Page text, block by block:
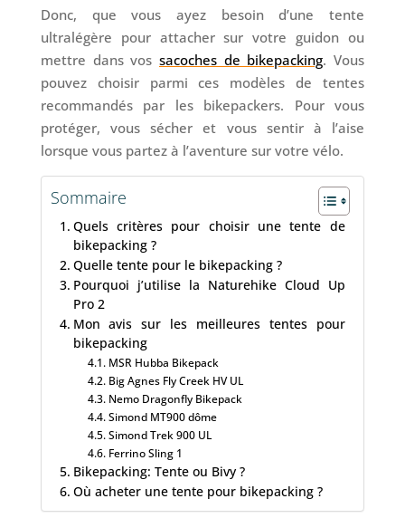
Donc, que vous ayez besoin d’une tente
ultralégère pour attacher sur votre guidon ou
mettre dans vos sacoches de bikepacking. Vous
pouvez choisir parmi ces modèles de tentes
recommandés par les bikepackers. Pour vous
protéger, vous sécher et vous sentir à l’aise
lorsque vous partez à l’aventure sur votre vélo.
Sommaire
Quels critères pour choisir une tente de
bikepacking ?
Quelle tente pour le bikepacking ?
Pourquoi j’utilise la Naturehike Cloud Up
Pro 2
Mon avis sur les meilleures tentes pour
bikepacking
MSR Hubba Bikepack
Big Agnes Fly Creek HV UL
Nemo Dragonfly Bikepack
Simond MT900 dôme
Simond Trek 900 UL
Ferrino Sling 1
Bikepacking: Tente ou Bivy ?
Où acheter une tente pour bikepacking ?